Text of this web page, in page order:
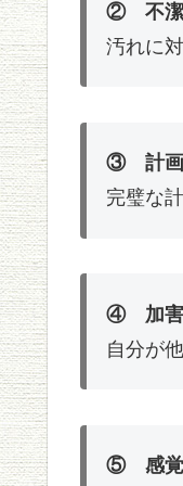
② 不潔
汚れに
③ 計画
完璧な
④ 加害
自分が
⑤ 感覚